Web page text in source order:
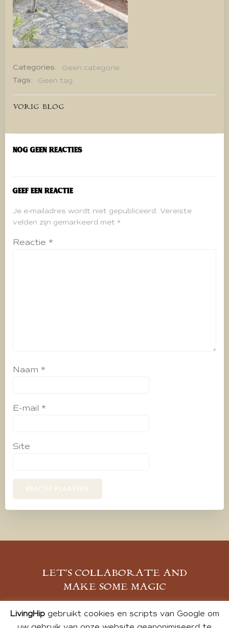
Categories:
Geen categorie
Tags:
Geen tag
Bericht
navigatie
VORIG BLOG
Nog geen reacties
Geef een reactie
Je e-mailadres wordt niet gepubliceerd. Vereiste
velden zijn gemarkeerd met *
Reactie *
Naam *
E-mail *
Site
LET’S COLLABORATE AND
MAKE SOME MAGIC
MELD JE AAN
LivingHipgebruikt cookies en scripts van Google om